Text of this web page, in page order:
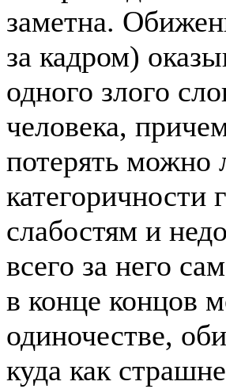
заметна.
за кадром)
одного злого
человека,
потерять можно
категоричности
слабостям и
всего за него
в конце концов
одиночестве,
куда как